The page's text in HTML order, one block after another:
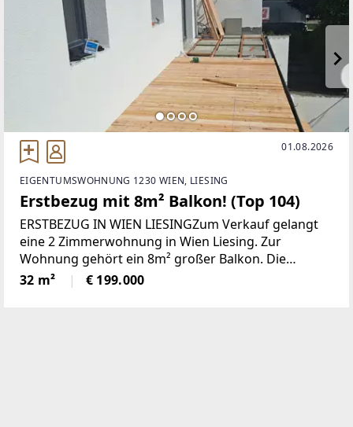
01.08.2026
EIGENTUMSWOHNUNG 1230 WIEN, LIESING
Erstbezug mit 8m² Balkon! (Top 104)
ERSTBEZUG IN WIEN LIESINGZum Verkauf gelangt
eine 2 Zimmerwohnung in Wien Liesing. Zur
Wohnung gehört ein 8m² großer Balkon. Die
Wohnung ist 32m² groß und befindet sich im 1.
Stock eines Kleinparteienhauses und gliedert
32 m² € 199.000